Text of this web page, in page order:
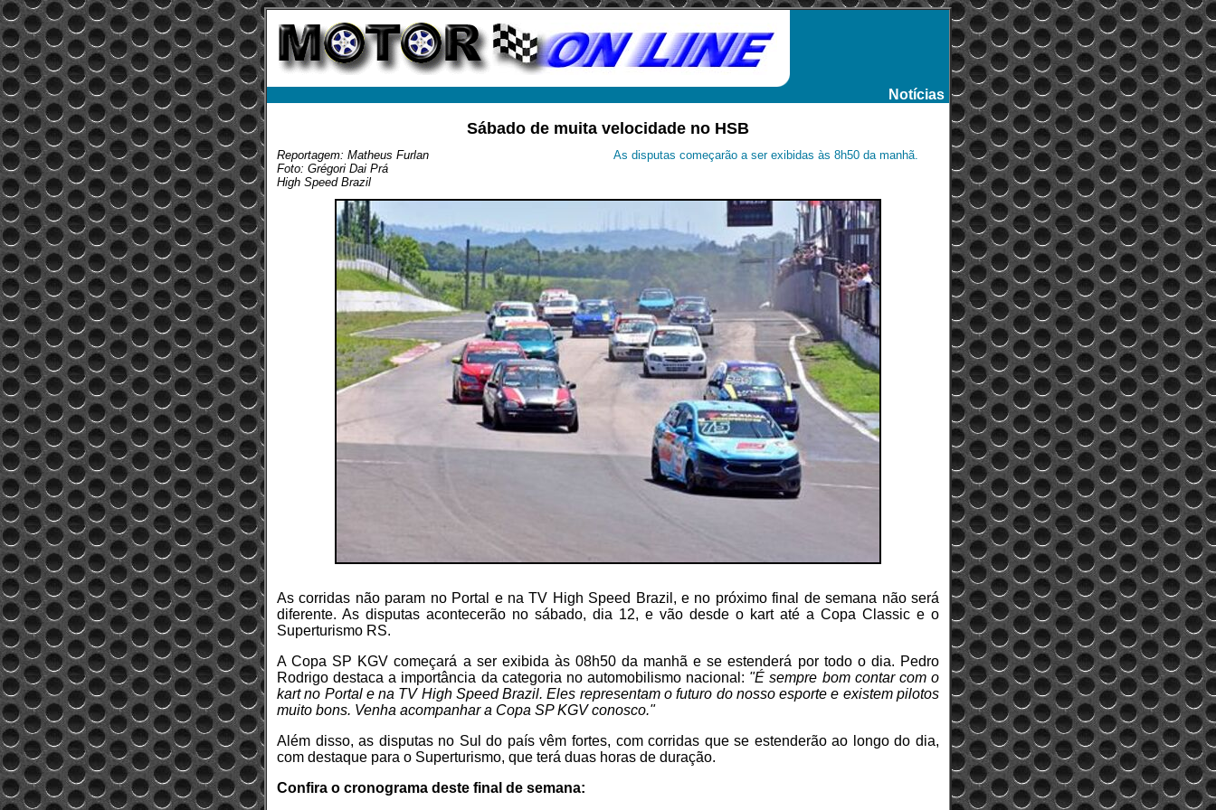
Notícias
Sábado de muita velocidade no HSB
Reportagem: Matheus Furlan
Foto: Grégori Dai Prá
High Speed Brazil
As disputas começarão a ser exibidas às 8h50 da manhã.
As corridas não param no Portal e na TV High Speed Brazil, e no próximo final de semana não será
diferente. As disputas acontecerão no sábado, dia 12, e vão desde o kart até a Copa Classic e o
Superturismo RS.
A Copa SP KGV começará a ser exibida às 08h50 da manhã e se estenderá por todo o dia. Pedro
Rodrigo destaca a importância da categoria no automobilismo nacional: "É sempre bom contar com o
kart no Portal e na TV High Speed Brazil. Eles representam o futuro do nosso esporte e existem pilotos
muito bons. Venha acompanhar a Copa SP KGV conosco."
Além disso, as disputas no Sul do país vêm fortes, com corridas que se estenderão ao longo do dia,
com destaque para o Superturismo, que terá duas horas de duração.
Confira o cronograma deste final de semana: